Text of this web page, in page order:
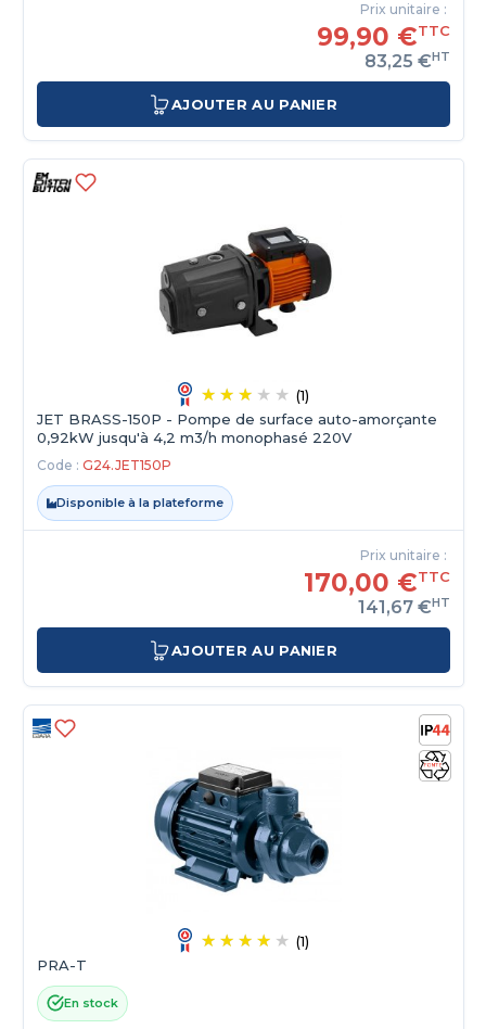
Prix unitaire :
99,90 €TTC
83,25 €HT
AJOUTER AU PANIER
(1)
JET BRASS-150P - Pompe de surface auto-amorçante
0,92kW jusqu'à 4,2 m3/h monophasé 220V
Code : G24.JET150P
Disponible à la plateforme
Prix unitaire :
170,00 €TTC
141,67 €HT
AJOUTER AU PANIER
(1)
PRA-T
En stock